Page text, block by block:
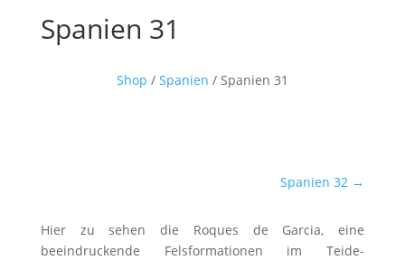
Spanien 31
Shop / Spanien / Spanien 31
Spanien 32 →
Hier zu sehen die Roques de Garcia, eine
beeindruckende Felsformationen im Teide-